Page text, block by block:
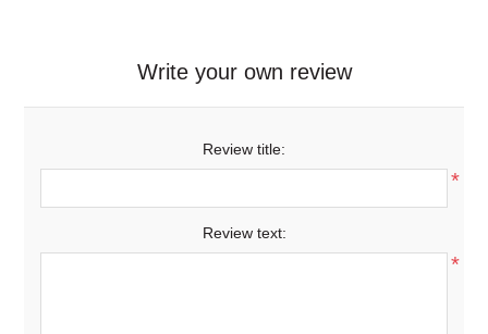
Write your own review
Review title:
*
Review text:
*